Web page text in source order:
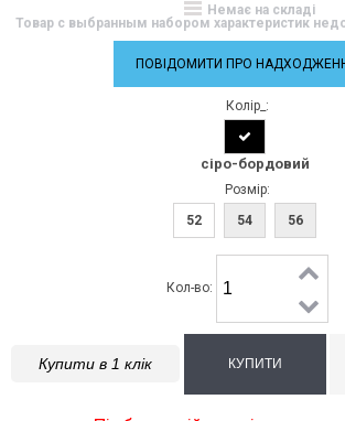
Немає на складі
Товар с выбранным набором характеристик
ПОВІДОМИТИ ПРО
Колір_:
сіро-бордовий
Розмір:
52
54 56
Кол-во:
Купити в 1 клік